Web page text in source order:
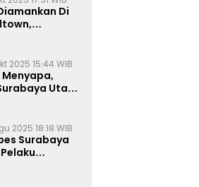
Di
2025 15:44 WIB
Utara
2025 18:18 WIB
Surabaya